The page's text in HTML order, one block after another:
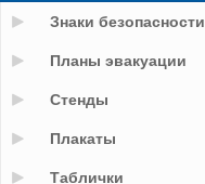
Знаки безопасности
Планы эвакуации
Стенды
Плакаты
Таблички